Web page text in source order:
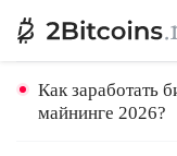
Как заработать
майнинге 2026?